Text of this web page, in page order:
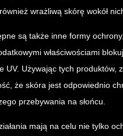
wrażliwą skórę wokół
są także inne formy
właściwościami
UV. Używając tych produktów,
że skóra jest odpowiednio
przebywania na słońcu.
mają na celu nie tylko